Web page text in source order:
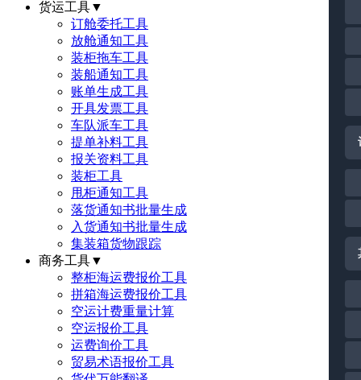
货运工具▼
订舱委托工具
放舱通知工具
装柜拖车工具
装船通知工具
账单生成工具
开具发票工具
车队派车工具
提单补料工具
报关资料工具
装柜工具
甩柜通知工具
落货通知书批量生成
入货通知书批量生成
集装箱货物跟踪
商务工具▼
整柜海运费报价工具
拼箱海运费报价工具
空运计费重量计算
空运报价工具
运费询价工具
贸易术语报价工具